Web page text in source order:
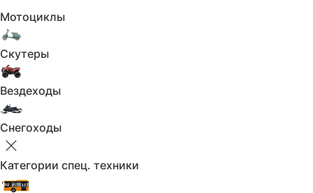
Мотоциклы
Скутеры
Вездеходы
Снегоходы
Категории спец. техники